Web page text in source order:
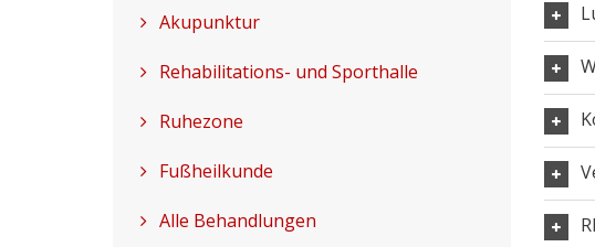
Akupunktur
Rehabilitations- und Sporthalle
Ruhezone
Fußheilkunde
Alle Behandlungen